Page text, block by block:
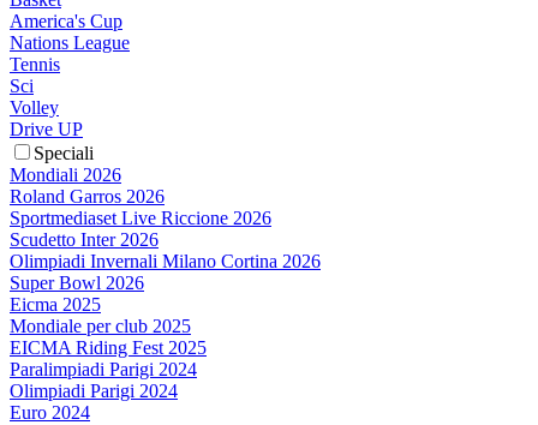
America's Cup
Nations League
Tennis
Sci
Volley
Drive UP
Speciali
Mondiali 2026
Roland Garros 2026
Sportmediaset Live Riccione 2026
Scudetto Inter 2026
Olimpiadi Invernali Milano Cortina 2026
Super Bowl 2026
Eicma 2025
Mondiale per club 2025
EICMA Riding Fest 2025
Paralimpiadi Parigi 2024
Olimpiadi Parigi 2024
Euro 2024